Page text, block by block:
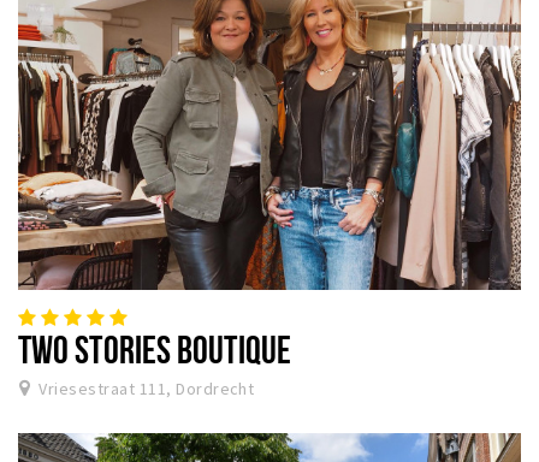
TWO STORIES BOUTIQUE
Vriesestraat 111, Dordrecht